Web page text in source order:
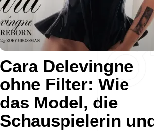
Cara Delevingne
ohne Filter: Wie
das Model, die
Schauspielerin